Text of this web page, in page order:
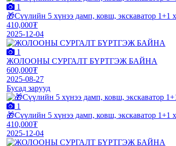
1
🎁Сүүлийн 5 хүнээ дамп, ковш, экскаватор 1+1
410,000₮
2025-12-04
1
ЖОЛООНЫ СУРГАЛТ БҮРТГЭЖ БАЙНА
600,000₮
2025-08-27
Бусад зарууд
1
🎁Сүүлийн 5 хүнээ дамп, ковш, экскаватор 1+1
410,000₮
2025-12-04